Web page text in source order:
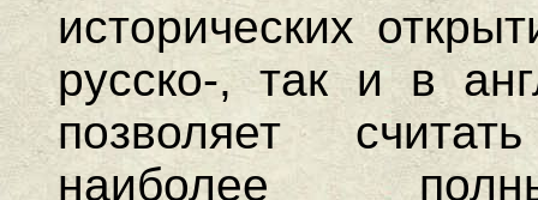
исторических
русско-, так и в
позволяет
наиболее